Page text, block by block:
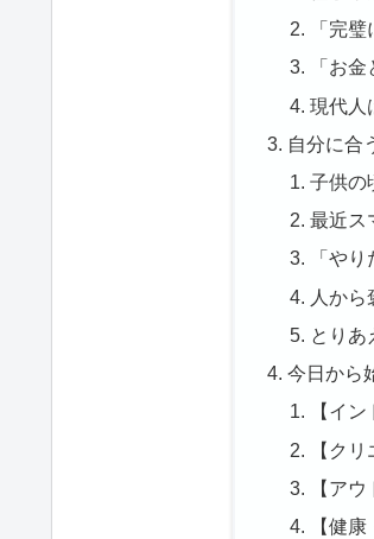
「完
「お
現代人
自分に合
子供の
最近ス
「や
人か
とりあ
今日から
【イ
【ク
【ア
【健